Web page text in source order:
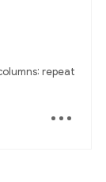
repeat